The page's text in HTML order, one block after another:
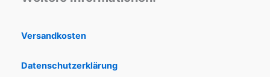
Versandkosten
Datenschutzerklärung